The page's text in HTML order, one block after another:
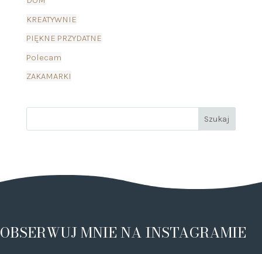
KREATYWNIE
PIĘKNE PRZYDATNE
Polecam
ZAKAMARKI
OBSERWUJ MNIE NA INSTAGRAMIE